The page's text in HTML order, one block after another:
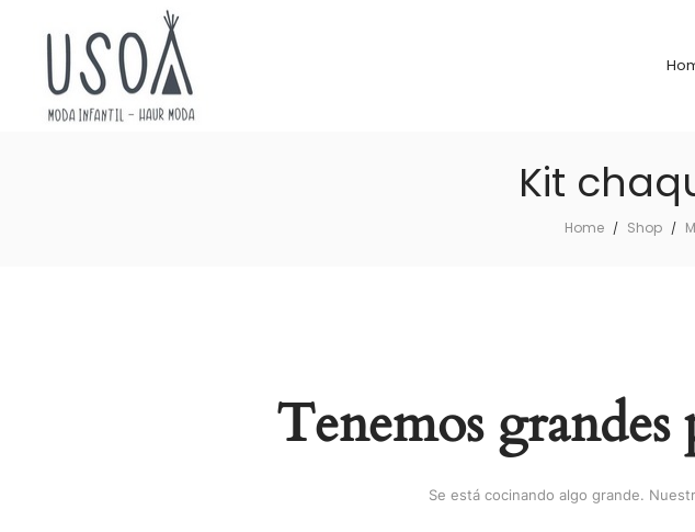
Kit
Home / Shop /
Tenemos
Se está cocinando algo grande.